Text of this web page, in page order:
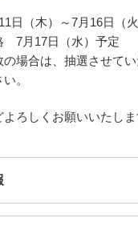
日（木）～7月16日（火
7月17日（水）予定
場合は、抽選させてい
。
ろしくお願いいたしま